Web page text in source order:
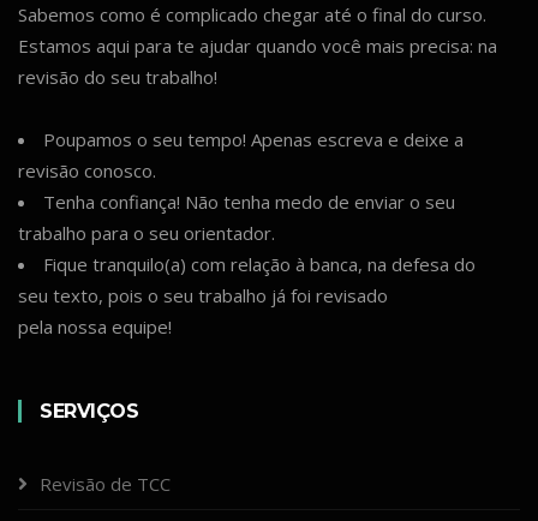
Sabemos como é complicado chegar até o final do curso.
Estamos aqui para te ajudar quando você mais precisa: na
revisão do seu trabalho!
Poupamos o seu tempo! Apenas escreva e deixe a
revisão conosco.
Tenha confiança! Não tenha medo de enviar o seu
trabalho para o seu orientador.
Fique tranquilo(a) com relação à banca, na defesa do
seu texto, pois o seu trabalho já foi revisado
pela nossa equipe!
SERVIÇOS
Revisão de TCC